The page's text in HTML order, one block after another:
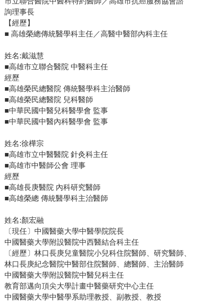
詢理事長
【經歷】
■ 高雄榮總傳統醫學科主任／高醫中醫部內科主任
姓名:戴滋慧
■高雄市立聯合醫院 中醫科主任
經歷
■高雄榮民總醫院 傳統醫學科主治醫師
■高雄榮民總醫院 兒科醫師
■中華民國中醫兒科醫學會 監事
■中華民國中醫內科醫學會 監事
姓名:徐樺宗
■高雄市立中醫醫院 針灸科主任
■高雄市中醫師公會 理事
經歷
■高雄長庚醫院 內科研究醫師
■高雄榮總 傳統醫學科主治醫師
姓名:顏宏融
〔現任〕中國醫藥大學中醫學院院長
中國醫藥大學附設醫院中西醫結合科主任
〔經歷〕林口長庚兒童醫院小兒科住院醫師、研究醫師、
林口長庚紀念醫院中醫部住院醫師、總醫師、主治醫師
中國醫藥大學附設醫院中醫兒科主任
教育部邁向頂尖大學計畫中醫藥研究中心主任
中國醫藥大學中醫學系助理教授、副教授、教授